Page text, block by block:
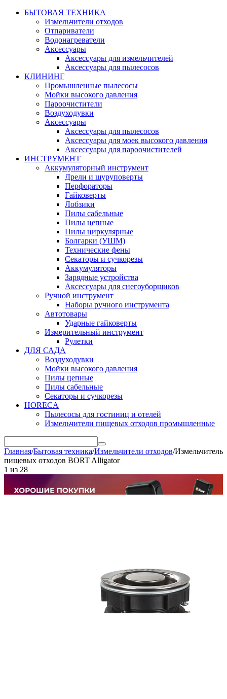
БЫТОВАЯ ТЕХНИКА
Измельчители отходов
Отпариватели
Водонагреватели
Аксессуары
Аксессуары для измельчителей
Аксессуары для пылесосов
КЛИНИНГ
Промышленные пылесосы
Мойки высокого давления
Пароочистители
Воздуходувки
Аксессуары
Аксессуары для пылесосов
Аксессуары для моек высокого давления
Аксессуары для пароочистителей
ИНСТРУМЕНТ
Аккумуляторный инструмент
Дрели и шуруповерты
Перфораторы
Гайковерты
Лобзики
Пилы сабельные
Пилы цепные
Пилы циркулярные
Болгарки (УШМ)
Технические фены
Секаторы и сучкорезы
Аккумуляторы
Зарядные устройства
Аксессуары для снегоуборщиков
Ручной инструмент
Наборы ручного инструмента
Автотовары
Ударные гайковерты
Измерительный инструмент
Рулетки
ДЛЯ САДА
Воздуходувки
Мойки высокого давления
Пилы цепные
Пилы сабельные
Секаторы и сучкорезы
HORECA
Пылесосы для гостиниц и отелей
Измельчители пищевых отходов промышленные
Главная/Бытовая техника/Измельчители отходов/Измельчитель
пищевых отходов BORT Alligator
1 из 28